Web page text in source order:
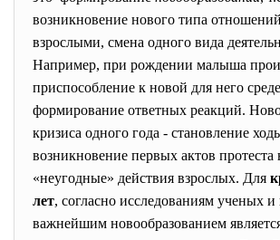
возникновение нового типа
взрослыми, смена одного вида
Например, при рождении малыша
приспособление к новой для него
формирование ответных реакций.
кризиса одного года - становление
возникновение первых актов протеста
«неугодные» действия взрослых. Для
лет, согласно исследованиям ученых и
важнейшим новообразованием